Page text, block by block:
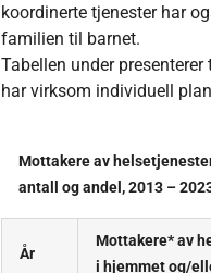
koordinerte tjenester har
familien til barnet.
Tabellen under
har virksom individuell
Mottakere av
antall og andel, 2013 –
År
Mottakere* av
i hjemmet og/